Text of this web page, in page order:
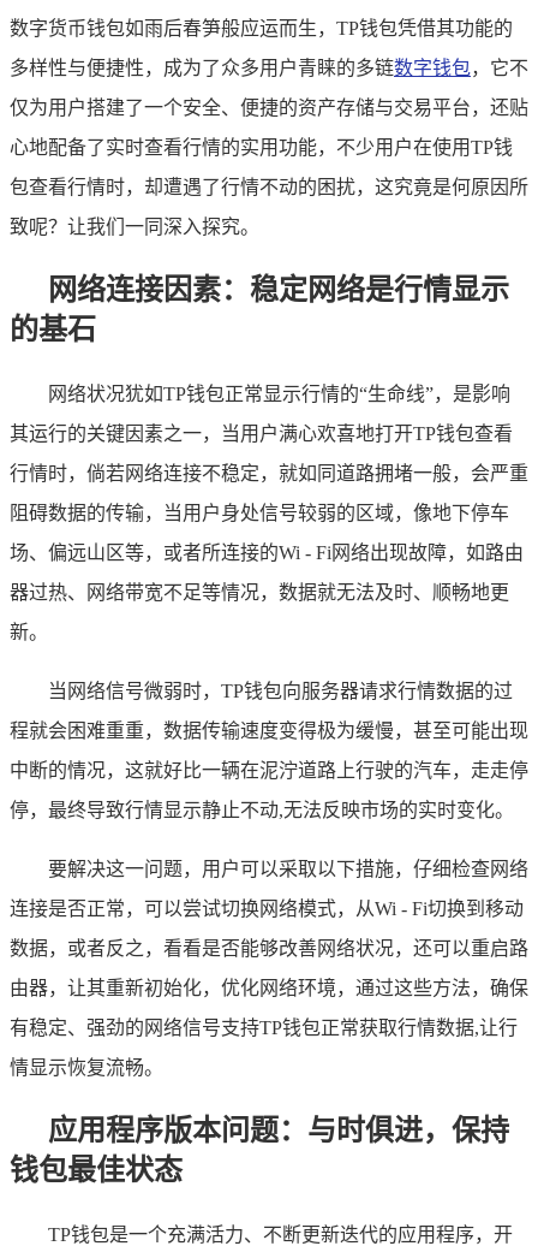
数字货币钱包如雨后春笋般应运而生，TP钱包凭借其功能的
多样性与便捷性，成为了众多用户青睐的多链数字钱包，它不
仅为用户搭建了一个安全、便捷的资产存储与交易平台，还贴
心地配备了实时查看行情的实用功能，不少用户在使用TP钱
包查看行情时，却遭遇了行情不动的困扰，这究竟是何原因所
致呢？让我们一同深入探究。
网络连接因素：稳定网络是行情显示
的基石
网络状况犹如TP钱包正常显示行情的“生命线”，是影响
其运行的关键因素之一，当用户满心欢喜地打开TP钱包查看
行情时，倘若网络连接不稳定，就如同道路拥堵一般，会严重
阻碍数据的传输，当用户身处信号较弱的区域，像地下停车
场、偏远山区等，或者所连接的Wi - Fi网络出现故障，如路由
器过热、网络带宽不足等情况，数据就无法及时、顺畅地更
新。
当网络信号微弱时，TP钱包向服务器请求行情数据的过
程就会困难重重，数据传输速度变得极为缓慢，甚至可能出现
中断的情况，这就好比一辆在泥泞道路上行驶的汽车，走走停
停，最终导致行情显示静止不动,无法反映市场的实时变化。
要解决这一问题，用户可以采取以下措施，仔细检查网络
连接是否正常，可以尝试切换网络模式，从Wi - Fi切换到移动
数据，或者反之，看看是否能够改善网络状况，还可以重启路
由器，让其重新初始化，优化网络环境，通过这些方法，确保
有稳定、强劲的网络信号支持TP钱包正常获取行情数据,让行
情显示恢复流畅。
应用程序版本问题：与时俱进，保持
钱包最佳状态
TP钱包是一个充满活力、不断更新迭代的应用程序，开